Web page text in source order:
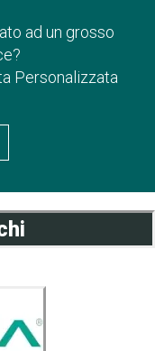
ad un grosso
Personalizzata